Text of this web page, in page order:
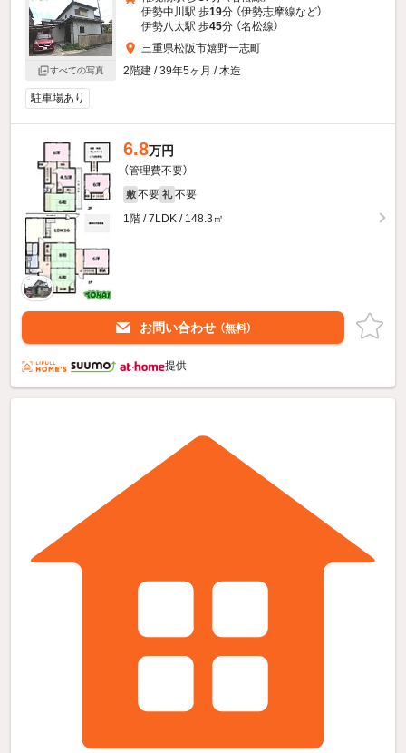
すべての写真
伊勢中川駅 歩19分 （伊勢志摩線など）
伊勢八太駅 歩45分 （名松線）
三重県松阪市嬉野一志町
2階建 / 39年5ヶ月 / 木造
駐車場あり
6.8万円
（管理費不要）
敷 不要 礼 不要
1階 / 7LDK / 148.3㎡
お問い合わせ （無料）
提供